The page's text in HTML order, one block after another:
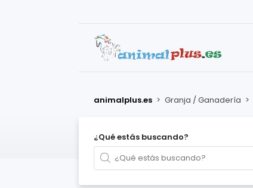
animalplus.es > Granja / Ganadería >
¿Qué estás buscando?